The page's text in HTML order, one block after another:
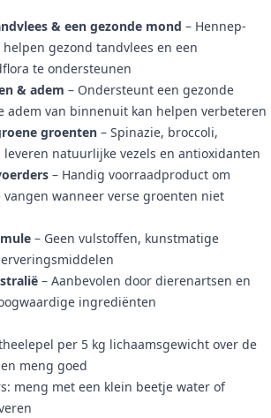
& een gezonde mond – Hennep-
helpen gezond tandvlees en een
te ondersteunen
& adem – Ondersteunt een gezonde
adem van binnenuit kan helpen verbeteren
groenten – Spinazie, broccoli,
natuurlijke vezels en antioxidanten
– Handig voorraadproduct om
wanneer verse groenten niet
– Geen vulstoffen, kunstmatige
– Aanbevolen door dierenartsen en
ingrediënten
per 5 kg lichaamsgewicht over de
meng goed
meng met een klein beetje water of